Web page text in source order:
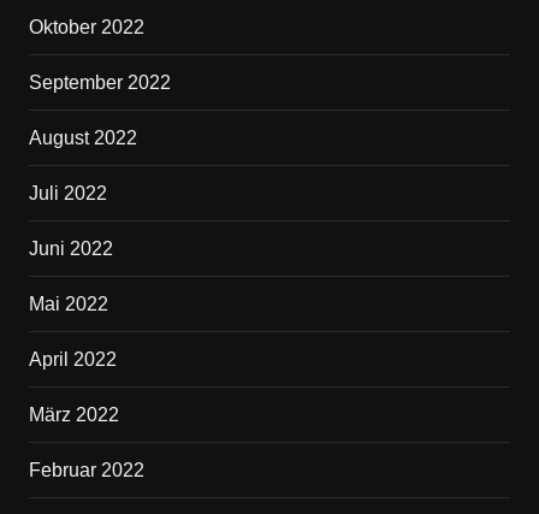
Oktober 2022
September 2022
August 2022
Juli 2022
Juni 2022
Mai 2022
April 2022
März 2022
Februar 2022